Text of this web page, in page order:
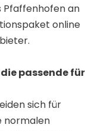
Pfaffenhofen an
online
passende für
sich für
normalen